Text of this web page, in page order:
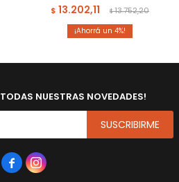
$ 13.202,11 $13.752,20
4
NUESTRAS NOVEDADES!
SUSCRIBIRME
 